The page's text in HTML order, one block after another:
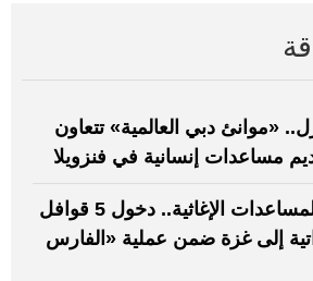
«موانئ دبي العالمية» تتعاون
مساعدات إنسانية في فنزويلا
بـ980 طناً من المساعدات الإغاثية.. دخول 5 قوافل
إلى غزة ضمن عملية «الفارس